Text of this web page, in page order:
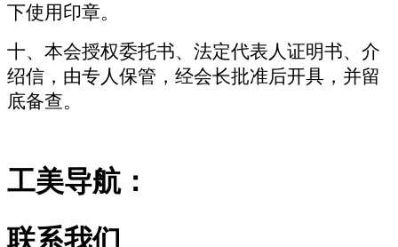
下使用印章。
十、本会授权委托书、法定代表人证明书、介
绍信，由专人保管，经会长批准后开具，并留
底备查。
工美导航：
联系我们